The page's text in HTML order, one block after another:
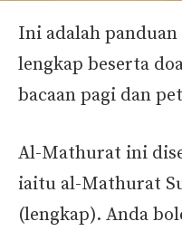
Ini adalah
lengkap beserta
bacaan pagi dan
Al-Mathurat ini
iaitu al-Mathurat
(lengkap). Anda